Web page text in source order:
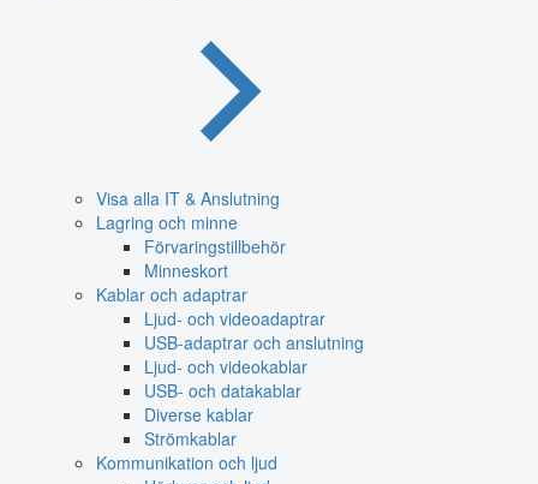
Visa alla IT & Anslutning
Lagring och minne
Förvaringstillbehör
Minneskort
Kablar och adaptrar
Ljud- och videoadaptrar
USB-adaptrar och anslutning
Ljud- och videokablar
USB- och datakablar
Diverse kablar
Strömkablar
Kommunikation och ljud